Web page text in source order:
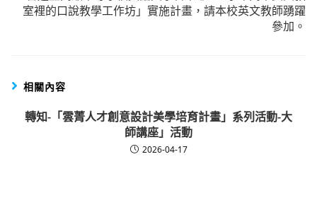
室裡的口說教學工作坊」實施計畫，請本校英文教師踴躍
參加。
相關內容
轉知-「雲菁人才創意設計美學培育計畫」系列活動-大
師講座」活動
2026-04-17